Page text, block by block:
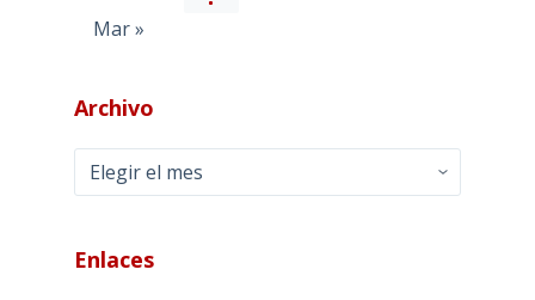
Mar »
Archivo
Archivo
Enlaces